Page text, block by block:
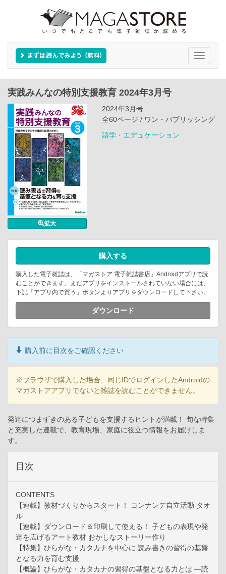
Toggle
実践みんなの特別支援教育 2024年3月号
拡大
2024年3月号
全60ページ / ワン・パブリッシング
語学・エデュケーション
購入する
購入した電子雑誌は、「マガストア 電子雑誌書店」Androidアプリで読
むことができます。まだアプリをインストールされていない場合には、
下記「アプリ内で買う」ボタンよりアプリをダウンロードして下さい。
ダウンロード
購入前に目次をご確認ください
※ブラウザで購入した場合、同じIDでログインしたAndroidの
マガストアアプリでないと雑誌を読むことができません。
発達につまずきのある子どもを支援するヒントが満載！ 旬な特集
と充実した連載で、教育現場、家庭に役立つ情報をお届けしま
す。
目次
CONTENTS
【連載】教材づくりからスタート！ コンナンデ自立活動 タオ
ル
【連載】ダウンロード＆印刷して使える！ 子どもの表現や発
達を広げるアート教材 おかしなストーリー作り
【特集】ひらがな・カタカナを中心に 読み書きの習得の基盤
となる力を育む支援
【概論】ひらがな・カタカナの習得の基盤となる力とは ―読